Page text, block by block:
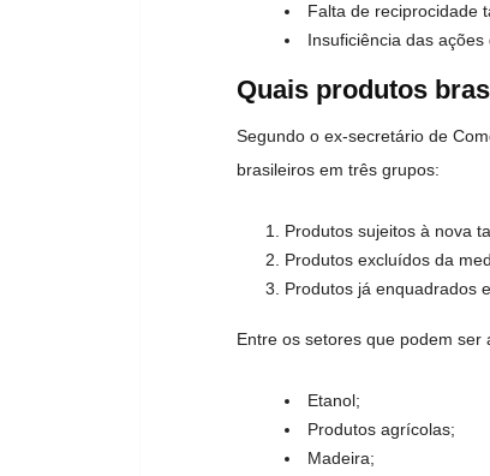
Falta de reciprocidade
Insuficiência das
Quais produtos
Segundo o ex-secretário de
brasileiros em três grupos:
Produtos sujeitos à nova
Produtos excluídos da
Produtos já enquadrados
Entre os setores que podem ser
Etanol;
Produtos agrícolas;
Madeira;